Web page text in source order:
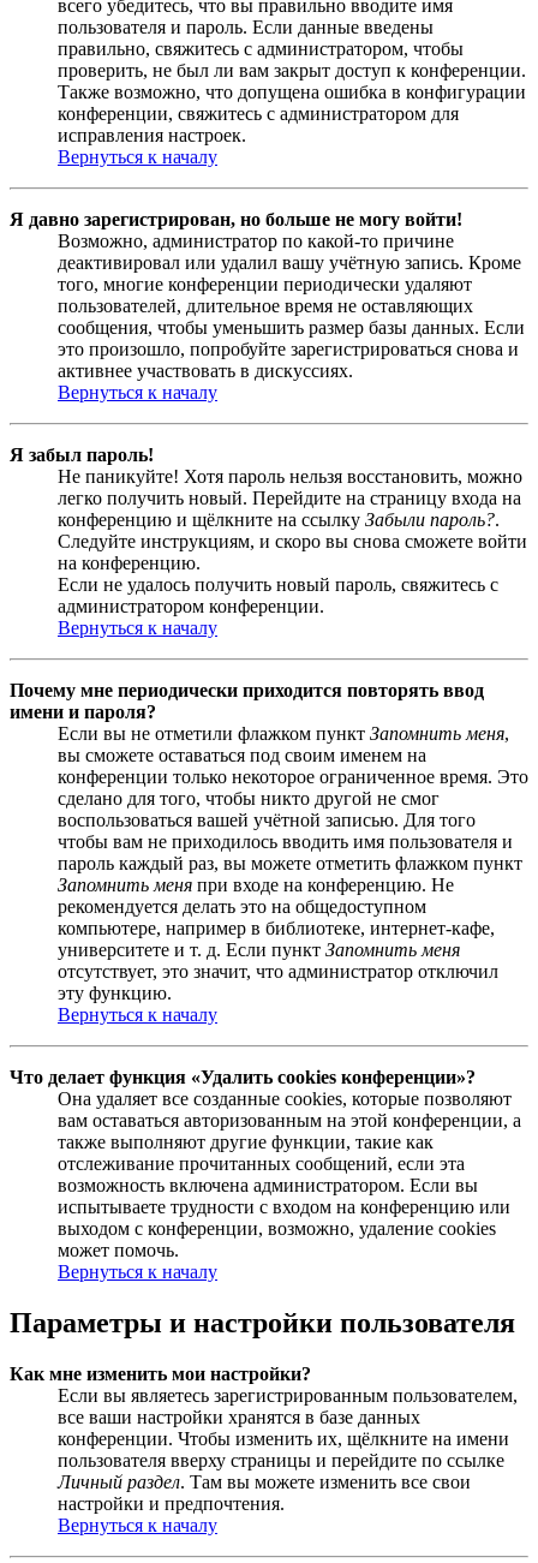
всего убедитесь, что вы правильно вводите имя
пользователя и пароль. Если данные введены
правильно, свяжитесь с администратором, чтобы
проверить, не был ли вам закрыт доступ к конференции.
Также возможно, что допущена ошибка в конфигурации
конференции, свяжитесь с администратором для
исправления настроек.
Вернуться к началу
Я давно зарегистрирован, но больше не могу войти!
Возможно, администратор по какой-то причине
деактивировал или удалил вашу учётную запись. Кроме
того, многие конференции периодически удаляют
пользователей, длительное время не оставляющих
сообщения, чтобы уменьшить размер базы данных. Если
это произошло, попробуйте зарегистрироваться снова и
активнее участвовать в дискуссиях.
Вернуться к началу
Я забыл пароль!
Не паникуйте! Хотя пароль нельзя восстановить, можно
легко получить новый. Перейдите на страницу входа на
конференцию и щёлкните на ссылку Забыли пароль?.
Следуйте инструкциям, и скоро вы снова сможете войти
на конференцию.
Если не удалось получить новый пароль, свяжитесь с
администратором конференции.
Вернуться к началу
Почему мне периодически приходится повторять ввод
имени и пароля?
Если вы не отметили флажком пункт Запомнить меня,
вы сможете оставаться под своим именем на
конференции только некоторое ограниченное время. Это
сделано для того, чтобы никто другой не смог
воспользоваться вашей учётной записью. Для того
чтобы вам не приходилось вводить имя пользователя и
пароль каждый раз, вы можете отметить флажком пункт
Запомнить меня при входе на конференцию. Не
рекомендуется делать это на общедоступном
компьютере, например в библиотеке, интернет-кафе,
университете и т. д. Если пункт Запомнить меня
отсутствует, это значит, что администратор отключил
эту функцию.
Вернуться к началу
Что делает функция «Удалить cookies конференции»?
Она удаляет все созданные cookies, которые позволяют
вам оставаться авторизованным на этой конференции, а
также выполняют другие функции, такие как
отслеживание прочитанных сообщений, если эта
возможность включена администратором. Если вы
испытываете трудности с входом на конференцию или
выходом с конференции, возможно, удаление cookies
может помочь.
Вернуться к началу
Параметры и настройки пользователя
Как мне изменить мои настройки?
Если вы являетесь зарегистрированным пользователем,
все ваши настройки хранятся в базе данных
конференции. Чтобы изменить их, щёлкните на имени
пользователя вверху страницы и перейдите по ссылке
Личный раздел. Там вы можете изменить все свои
настройки и предпочтения.
Вернуться к началу